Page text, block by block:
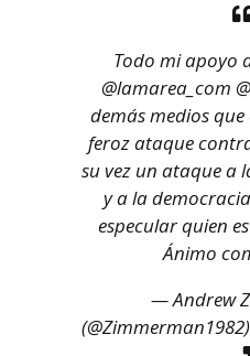
Todo mi apoyo
@lamarea_com
demás medios
feroz ataque
su vez un ataque a
y a la
especular quien
Ánimo
— Andrew
(@Zimmerman1982)